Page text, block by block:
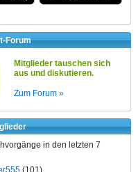
Forum
Mitglieder tauschen sich
aus und diskutieren.
Zum Forum »
in den letzten 7
(101)